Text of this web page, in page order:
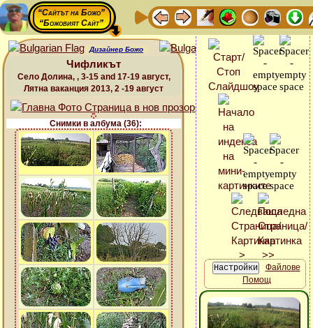
“Сайтът на Божо”
“Божовият Сайт”
Дизайнер Божо
Чифликът
Село Долина, , 3-15 and 17-19 август,
Лятна ваканция 2013, 2 -19 август
Снимки в албума (36):
Файлове
Помощ